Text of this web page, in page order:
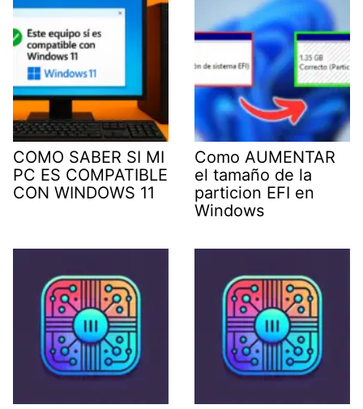
COMO SABER SI MI
PC ES COMPATIBLE
CON WINDOWS 11
Como AUMENTAR
el tamaño de la
particion EFI en
Windows